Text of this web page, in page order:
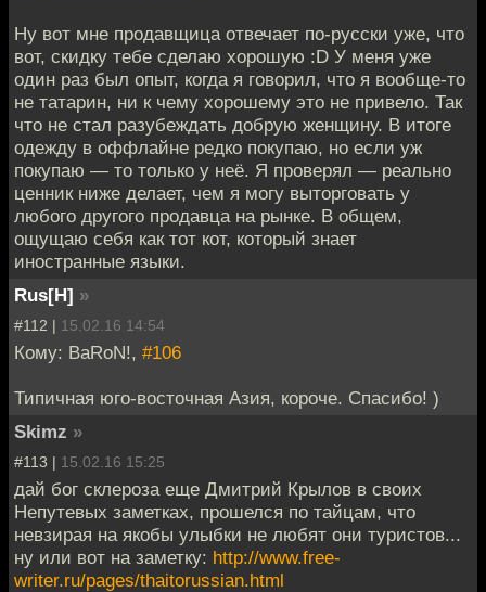
Ну вот мне продавщица отвечает по-русски уже, что
вот, скидку тебе сделаю хорошую :D У меня уже
один раз был опыт, когда я говорил, что я вообще-то
не татарин, ни к чему хорошему это не привело. Так
что не стал разубеждать добрую женщину. В итоге
одежду в оффлайне редко покупаю, но если уж
покупаю — то только у неё. Я проверял — реально
ценник ниже делает, чем я могу выторговать у
любого другого продавца на рынке. В общем,
ощущаю себя как тот кот, который знает
иностранные языки.
Rus[H] »
#112 | 15.02.16 14:54
Кому: BaRoN!, #106
Типичная юго-восточная Азия, короче. Спасибо! )
Skimz »
#113 | 15.02.16 15:25
дай бог склероза еще Дмитрий Крылов в своих
Непутевых заметках, прошелся по тайцам, что
невзирая на якобы улыбки не любят они туристов...
ну или вот на заметку: http://www.free-
writer.ru/pages/thaitorussian.html